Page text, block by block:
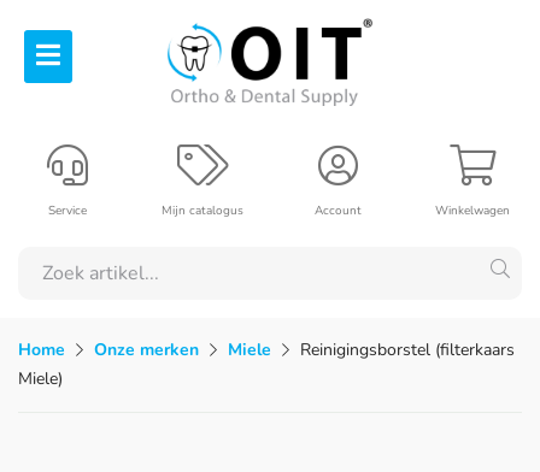
Winkelwagen
Account
Mijn catalogus
Service
Home Onze merken Miele
Reinigingsborstel (filterkaars
Miele)